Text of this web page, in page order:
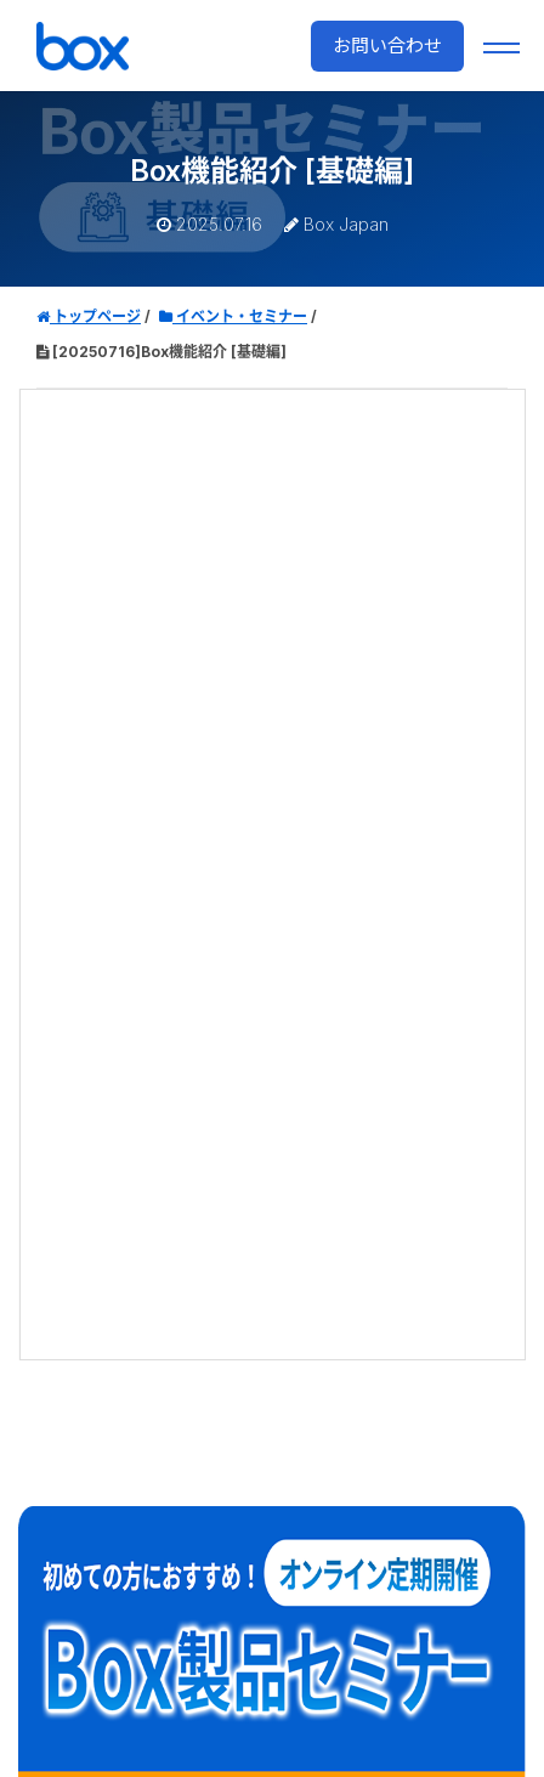
お問い合わせ
Box機能紹介 [基礎編]
2025.07.16 Box Japan
トップページ
イベント・セミナー
[20250716]Box機能紹介 [基礎編]